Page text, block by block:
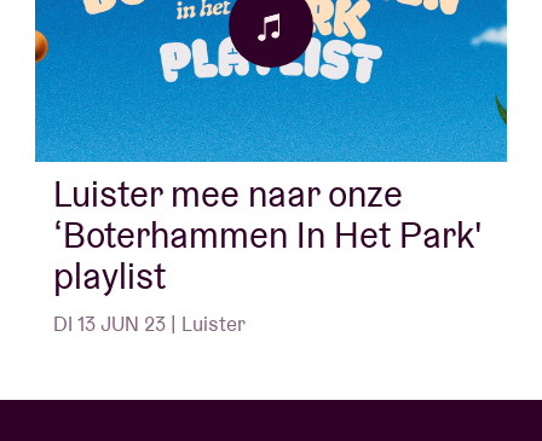
Luister mee naar onze
‘Boterhammen In Het Park'
playlist
DI 13 JUN 23 | Luister